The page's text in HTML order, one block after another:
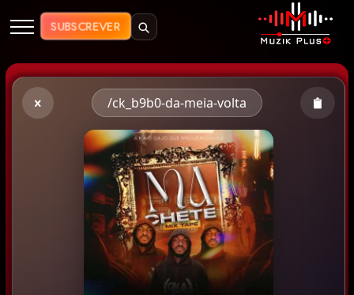
Muzik Plus AO - Streaming de
SUBSCREVER
/ck_b9b0-da-meia-volta